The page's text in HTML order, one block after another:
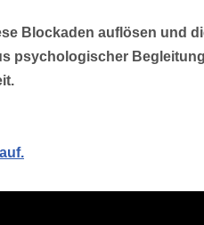
Blockaden auflösen und
psychologischer